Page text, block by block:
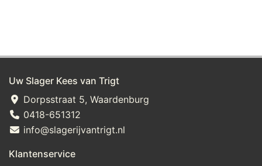
Uw Slager Kees van Trigt
Dorpsstraat 5, Waardenburg
0418-651312
info@slagerijvantrigt.nl
Klantenservice